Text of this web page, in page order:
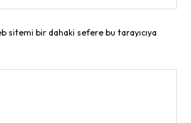
sitemi bir dahaki sefere bu tarayıcıya